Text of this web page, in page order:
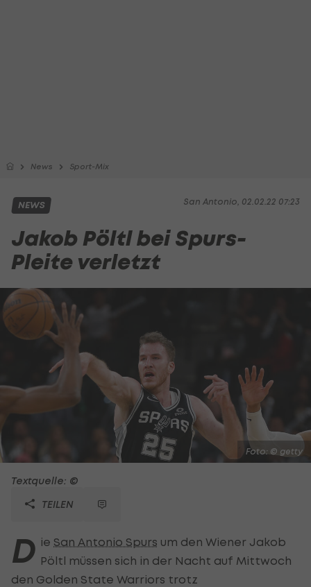
News Sport-Mix
San Antonio, 02.02.22 07:23
NEWS
Jakob Pöltl bei Spurs-
Pleite verletzt
Foto: © getty
Textquelle: ©
TEILEN
D ie San Antonio Spurs um den Wiener Jakob
Pöltl müssen sich in der Nacht auf Mittwoch
den Golden State Warriors trotz